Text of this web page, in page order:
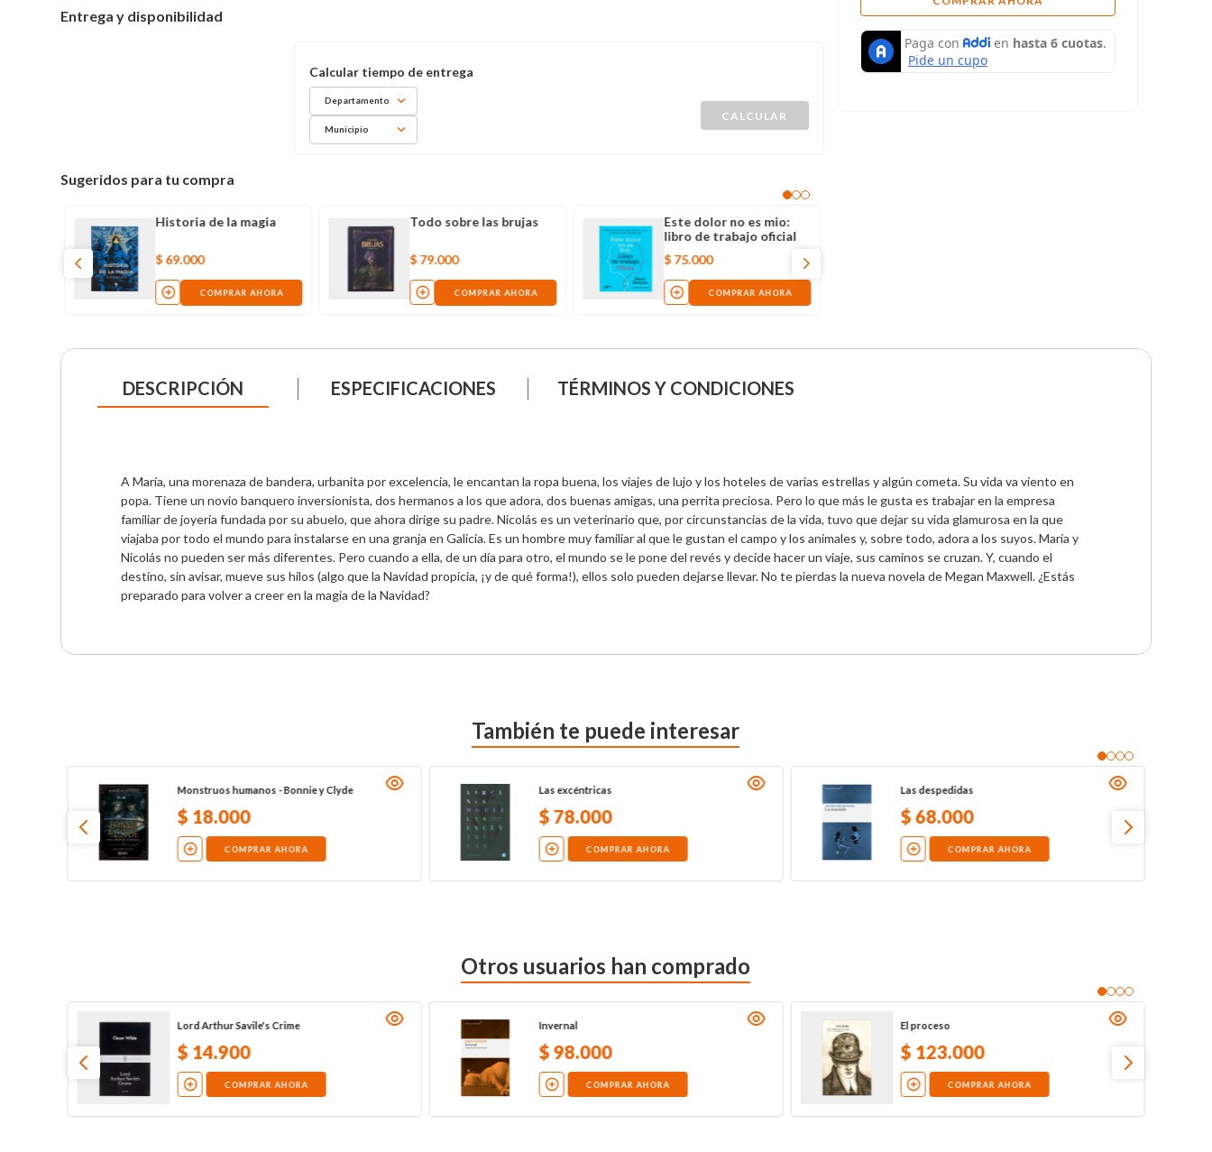
Entrega y disponibilidad
Departamento
Municipio
Sugeridos para tu compra
Historia de la magia
$ 69.000
COMPRAR AHORA
Todo sobre las brujas
$ 79.000
COMPRAR AHORA
Este dolor no es mio:
libro de trabajo oficial
$ 75.000
COMPRAR AHORA
DESCRIPCIÓN ESPECIFICACIONES TÉRMINOS Y CONDICIONES
A María, una morenaza de bandera, urbanita por excelencia, le encantan la ropa buena, los viajes de lujo y los hoteles de varias estrellas y algún cometa. Su vida va viento en
popa. Tiene un novio banquero inversionista, dos hermanos a los que adora, dos buenas amigas, una perrita preciosa. Pero lo que más le gusta es trabajar en la empresa
familiar de joyería fundada por su abuelo, que ahora dirige su padre. Nicolás es un veterinario que, por circunstancias de la vida, tuvo que dejar su vida glamurosa en la que
viajaba por todo el mundo para instalarse en una granja en Galicia. Es un hombre muy familiar al que le gustan el campo y los animales y, sobre todo, adora a los suyos. María y
Nicolás no pueden ser más diferentes. Pero cuando a ella, de un día para otro, el mundo se le pone del revés y decide hacer un viaje, sus caminos se cruzan. Y, cuando el
destino, sin avisar, mueve sus hilos (algo que la Navidad propicia, ¡y de qué forma!), ellos solo pueden dejarse llevar. No te pierdas la nueva novela de Megan Maxwell. ¿Estás
preparado para volver a creer en la magia de la Navidad?
También te puede interesar
Monstruos humanos - Bonnie y Clyde
$ 18.000
COMPRAR AHORA
Las excéntricas
$78.000
COMPRAR AHORA
Las despedidas
$68.000
COMPRAR AHORA
Otros usuarios han comprado
Lord Arthur Savile's Crime
$ 14.900
COMPRAR AHORA
Invernal
$98.000
COMPRAR AHORA
El proceso
$ 123.000
COMPRAR AHORA